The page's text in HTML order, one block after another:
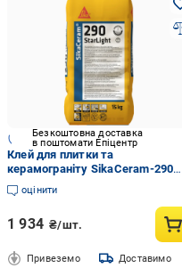
Безкоштовна доставка
в поштомати Епіцентр
Клей для плитки та
керамограніту SikaCeram-290
StarLight 15 кг
оцінити
1 934 ₴/шт.
Привеземо Доставимо